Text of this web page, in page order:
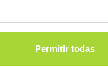
Permitir todas